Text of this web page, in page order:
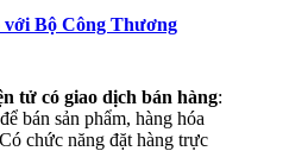
với Bộ Công Thương
tử có giao dịch bán hàng:
bán sản phẩm, hàng hóa
chức năng đặt hàng trực